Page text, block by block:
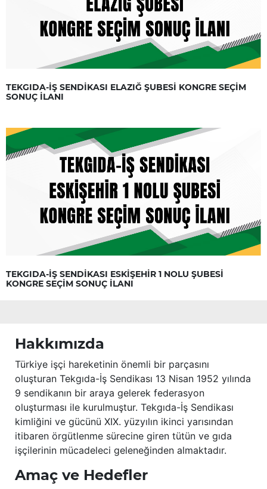
TEKGIDA-İŞ SENDİKASI ELAZIĞ ŞUBESİ KONGRE SEÇİM
SONUÇ İLANI
TEKGIDA-İŞ SENDİKASI ESKİŞEHİR 1 NOLU ŞUBESİ
KONGRE SEÇİM SONUÇ İLANI
Hakkımızda
Türkiye işçi hareketinin önemli bir parçasını
oluşturan Tekgıda-İş Sendikası 13 Nisan 1952 yılında
9 sendikanın bir araya gelerek federasyon
oluşturması ile kurulmuştur. Tekgıda-İş Sendikası
kimliğini ve gücünü XIX. yüzyılın ikinci yarısından
itibaren örgütlenme sürecine giren tütün ve gıda
işçilerinin mücadeleci geleneğinden almaktadır.
Amaç ve Hedefler